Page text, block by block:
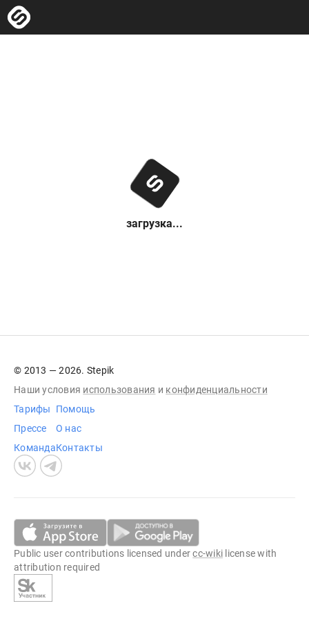
загрузка...
© 2013 — 2026. Stepik
Наши условия использования и конфиденциальности
Тарифы
Прессе
Команда
Помощь
О нас
Контакты
Public user contributions licensed undercc-wiki license with
attribution required